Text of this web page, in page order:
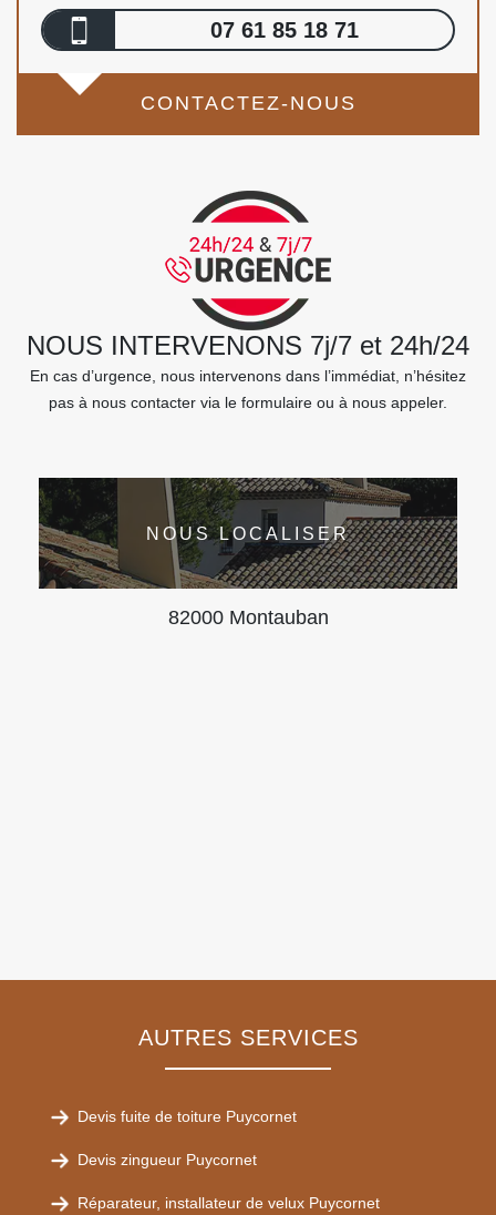
07 61 85 18 71
CONTACTEZ-NOUS
NOUS INTERVENONS 7j/7 et 24h/24
En cas d’urgence, nous intervenons dans l’immédiat, n’hésitez
pas à nous contacter via le formulaire ou à nous appeler.
NOUS LOCALISER
82000 Montauban
AUTRES SERVICES
Devis fuite de toiture Puycornet
Devis zingueur Puycornet
Réparateur, installateur de velux Puycornet